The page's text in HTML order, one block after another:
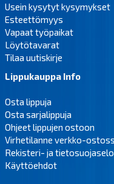
Usein kysytyt kysymykset
Esteettömyys
Vapaat työpaikat
Löytötavarat
Tilaa uutiskirje
Lippukauppa Info
Osta lippuja
Osta sarjalippuja
Ohjeet lippujen ostoon
Virhetilanne verkko-
Rekisteri- ja
Käyttöehdot